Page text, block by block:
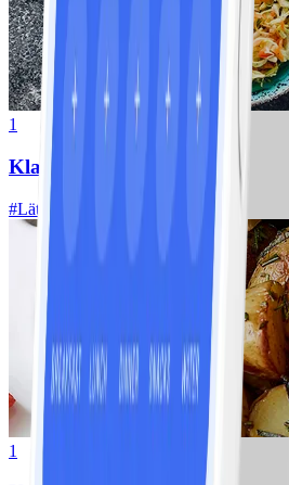
1
Klassisk vitkålssallad
#Lätt 20 MIN
1